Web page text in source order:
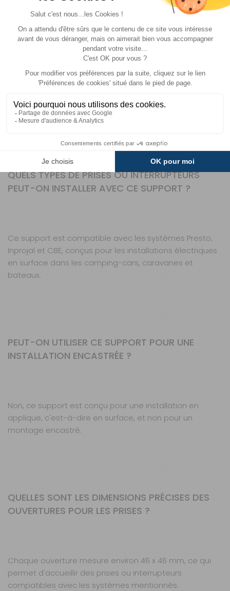
équipements pour camping-cars, caravanes et
les accessoires techniques, elle propose des produits
conçus pour allier robustesse, simplicité d'installation et
compatibilité avec les systèmes les plus courants. Avec
HABA, vous optez pour des équipements fiables, pensés
pour répondre aux besoins spécifiques des voyageurs
QUESTIONS FRÉQUENTES SUR CE PRODUIT
QUELS TYPES DE PRISES OU INTERRUPTEURS
PEUT-ON INSTALLER AVEC CE SUPPORT ?
Ce support est compatible avec les systèmes Presto,
Inprojal et CBE, conçus pour les installations électriques
en surface dans les camping-cars, caravanes et
bateaux.
PEUT-ON UTILISER CE SUPPORT POUR UNE
INSTALLATION ENCASTRÉE ?
Non, ce support est conçu pour une installation en
applique, c'est-à-dire en surface, et non pour un
montage encastré.
QUELLES SONT LES DIMENSIONS PRÉCISES DES
OUVERTURES POUR LES PRISES ?
Chaque ouverture mesure environ 46 x 46 mm, ce qui
permet d'accueillir des prises ou interrupteurs
compatibles avec les systèmes mentionnés.